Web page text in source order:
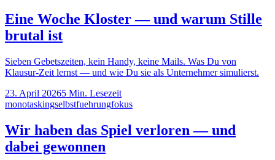
Eine Woche Kloster — und warum Stille
brutal ist
Sieben Gebetszeiten, kein Handy, keine Mails. Was Du von
Klausur-Zeit lernst — und wie Du sie als Unternehmer simulierst.
23. April 20265 Min. Lesezeit
monotaskingselbstfuehrungfokus
Wir haben das Spiel verloren — und
dabei gewonnen